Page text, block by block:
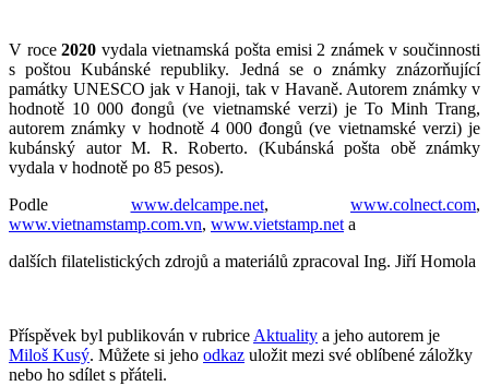
V roce2020 vydala vietnamská pošta emisi 2 známek v součinnosti
s poštou Kubánské republiky. Jedná se o známky znázorňující
památky UNESCO jak v Hanoji, tak v Havaně. Autorem známky v
hodnotě 10 000 đongů (ve vietnamské verzi) je To Minh Trang,
autorem známky v hodnotě 4 000 đongů (ve vietnamské verzi) je
kubánský autor M. R. Roberto. (Kubánská pošta obě známky
vydala v hodnotě po 85 pesos).
Podle www.delcampe.net, www.colnect.com,
www.vietnamstamp.com.vn, www.vietstamp.neta
dalších filatelistických zdrojů a materiálů zpracoval Ing. Jiří Homola
Příspěvek byl publikován v rubriceAktuality a jeho autorem je
Miloš Kusý. Můžete si jeho odkaz uložit mezi své oblíbené záložky
nebo ho sdílet s přáteli.